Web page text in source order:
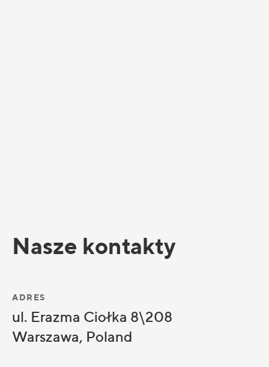
Nasze kontakty
ADRES
ul. Erazma Ciołka 8\208
Warszawa, Poland